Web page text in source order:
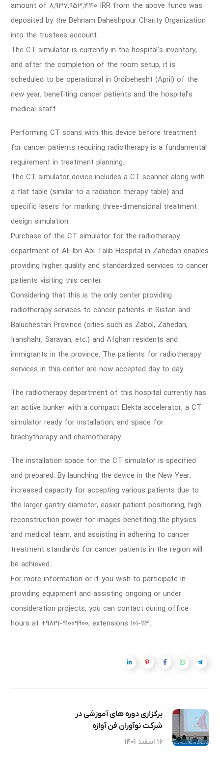
amount of 8,937,953,440 IRR from the above funds was
deposited by the Behnam Daheshpour Charity Organization
into the trustees account.
The CT simulator is currently in the hospital’s inventory,
and after the completion of the room setup, it is
scheduled to be operational in Ordibehesht (April) of the
new year, benefiting cancer patients and the hospital’s
medical staff.
Performing CT scans with this device before treatment
for cancer patients requiring radiotherapy is a fundamental
requirement in treatment planning.
The CT simulator device includes a CT scanner along with
a flat table (similar to a radiation therapy table) and
specific lasers for marking three-dimensional treatment
design simulation.
Purchase of the CT simulator for the radiotherapy
department of Ali Ibn Abi Talib Hospital in Zahedan enables
providing higher quality and standardized services to cancer
patients visiting this center.
Considering that this is the only center providing
radiotherapy services to cancer patients in Sistan and
Baluchestan Province (cities such as Zabol, Zahedan,
Iranshahr, Saravan, etc.) and Afghan residents and
immigrants in the province. The patients for radiotherapy
services in this center are now accepted day to day.
The radiotherapy department of this hospital currently has
an active bunker with a compact Elekta accelerator, a CT
simulator ready for installation, and space for
brachytherapy and chemotherapy.
The installation space for the CT simulator is specified
and prepared. By launching the device in the New Year,
increased capacity for accepting various patients due to
the larger gantry diameter, easier patient positioning, high
reconstruction power for images benefiting the physics
and medical team, and assisting in adhering to cancer
treatment standards for cancer patients in the region will
be achieved.
For more information or if you wish to participate in
providing equipment and assisting ongoing or under
consideration projects, you can contact during office
hours at +9821-91009900, extensions 101-114.
برگزاری دوره های آموزشی در
شرکت نوآوران فن آوازه
۱۶ اسفند ۱۴۰۱